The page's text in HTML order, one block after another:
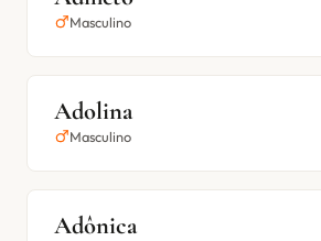
Masculino
Adolina
Masculino
Adônica